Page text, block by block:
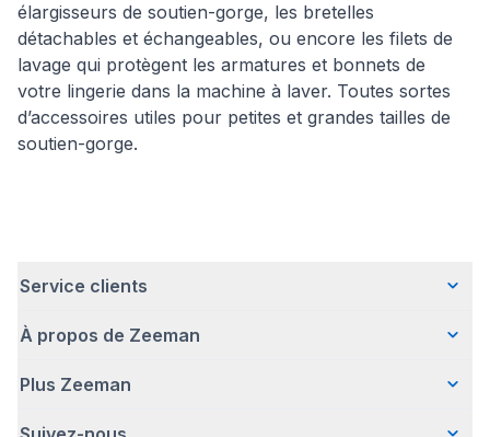
élargisseurs de soutien-gorge, les bretelles
détachables et échangeables, ou encore les filets de
lavage qui protègent les armatures et bonnets de
votre lingerie dans la machine à laver. Toutes sortes
d’accessoires utiles pour petites et grandes tailles de
soutien-gorge.
Service clients
Questions fréquentes
Livraison
À propos de Zeeman
Qui sommes-nous ?
Plus Zeeman